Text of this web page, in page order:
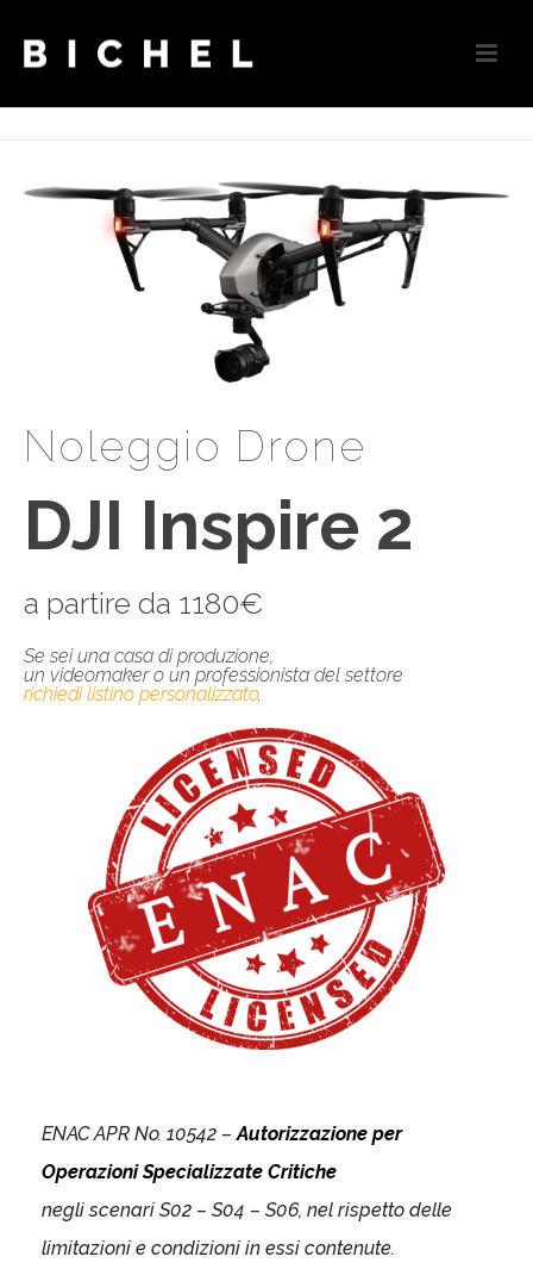
Noleggio Drone
DJI Inspire 2
a partire da 1180€
Se sei una casa di produzione,
un videomaker o un professionista del settore
richiedi listino personalizzato.
ENAC APR No. 10542 –Autorizzazione per
Operazioni Specializzate Critiche
negli scenari S02 – S04 – S06, nel rispetto delle
limitazioni e condizioni in essi contenute.